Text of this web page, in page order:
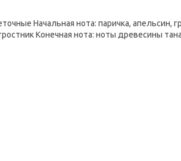
Начальная нота: паричка, апельсин,
Конечная нота: ноты древесины